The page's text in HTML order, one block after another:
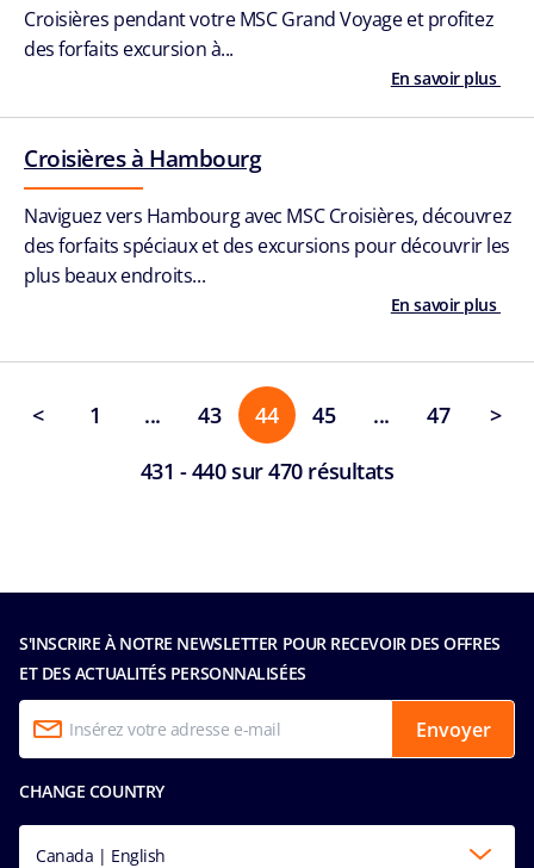
Croisières pendant votre MSC Grand Voyage et profitez
des forfaits excursion à...
En savoir plus
Croisières à Hambourg
Naviguez vers Hambourg avec MSC Croisières, découvrez
des forfaits spéciaux et des excursions pour découvrir les
plus beaux endroits...
En savoir plus
< 1 ... 43 44 45 ... 47
>
431 - 440 sur 470 résultats
S'INSCRIRE À NOTRE NEWSLETTER POUR RECEVOIR DES OFFRES
ET DES ACTUALITÉS PERSONNALISÉES
Envoyer
CHANGE COUNTRY
Canada | English